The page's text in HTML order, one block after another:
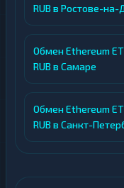
RUB в Ростове-на-
Обмен Ethereum
RUB в Самаре
Обмен Ethereum
RUB в Санкт-